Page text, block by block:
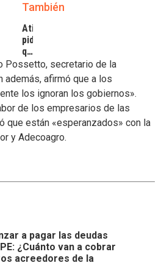
También
Atilra
pide
que
se
atiendan
inconvenientes
de
los
tamberos
Possetto, secretario de la
además, afirmó que a los
los ignoran los gobiernos».
de los empresarios de las
que están «esperanzados» con la
y Adecoagro.
a pagar las deudas
¿Cuánto van a cobrar
acreedores de la